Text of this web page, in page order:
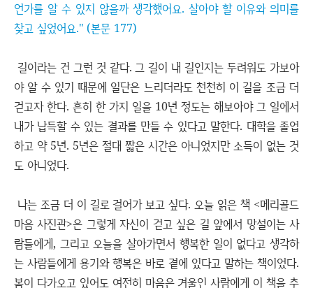
언가를 알 수 있지 않을까 생각했어요. 살아야 할 이유와 의미를
찾고 싶었어요." (본문 177)
길이라는 건 그런 것 같다. 그 길이 내 길인지는 두려워도 가보아
야 알 수 있기 때문에 일단은 느리더라도 천천히 이 길을 조금 더
걷고자 한다. 흔히 한 가지 일을 10년 정도는 해보아야 그 일에서
내가 납득할 수 있는 결과를 만들 수 있다고 말한다. 대학을 졸업
하고 약 5년. 5년은 절대 짧은 시간은 아니었지만 소득이 없는 것
도 아니었다.
나는 조금 더 이 길로 걸어가 보고 싶다. 오늘 읽은 책 <메리골드
마음 사진관>은 그렇게 자신이 걷고 싶은 길 앞에서 망설이는 사
람들에게, 그리고 오늘을 살아가면서 행복한 일이 없다고 생각하
는 사람들에게 용기와 행복은 바로 곁에 있다고 말하는 책이었다.
봄이 다가오고 있어도 여전히 마음은 겨울인 사람에게 이 책을 추